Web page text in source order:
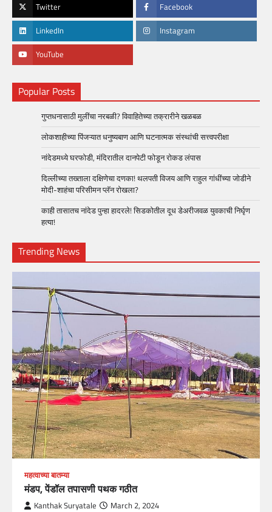
Twitter Facebook
LinkedIn Instagram
YouTube
Popular Posts
गुप्तधनासाठी मुलींचा नरबळी? विवाहितेच्या तक्रारीने खळबळ
लोकशाहीच्या पिंजऱ्यात धनुष्यबाण आणि घटनात्मक संस्थांची सत्त्वपरीक्षा
नांदेडमध्ये घरफोडी, मंदिरातील दानपेटी फोडून रोकड लंपास
दिल्लीच्या तख्ताला दक्षिणेचा दणका! थलपती विजय आणि राहुल गांधींच्या जोडीने
मोदी-शाहंचा परिसीमन प्लॅन रोखला?
काही तासातच नांदेड पुन्हा हादरले! सिडकोतील दूध डेअरीजवळ युवकाची निर्घृण
हत्या!
Trending News
महत्वाच्या बातम्या
मंडप, पेंडॉल तपासणी पथक गठीत
Kanthak Suryatale March 2, 2024